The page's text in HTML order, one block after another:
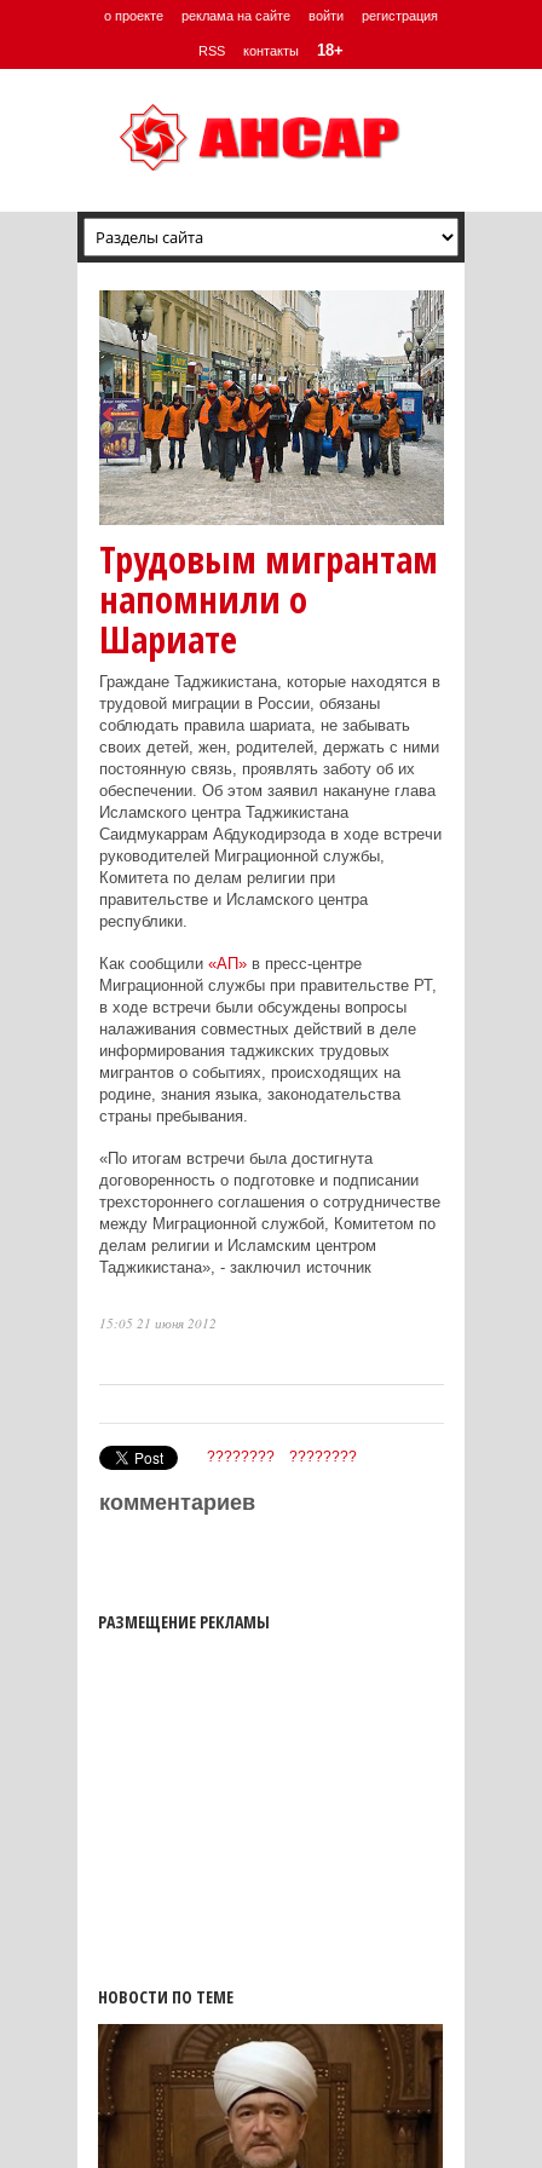
о проекте реклама на сайте войти регистрация
RSS контакты 18+
Трудовым мигрантам
напомнили о
Шариате
Граждане Таджикистана, которые находятся в
трудовой миграции в России, обязаны
соблюдать правила шариата, не забывать
своих детей, жен, родителей, держать с ними
постоянную связь, проявлять заботу об их
обеспечении. Об этом заявил накануне глава
Исламского центра Таджикистана
Саидмукаррам Абдукодирзода в ходе встречи
руководителей Миграционной службы,
Комитета по делам религии при
правительстве и Исламского центра
республики.
Как сообщили «АП»в пресс-центре
Миграционной службы при правительстве РТ,
в ходе встречи были обсуждены вопросы
налаживания совместных действий в деле
информирования таджикских трудовых
мигрантов о событиях, происходящих на
родине, знания языка, законодательства
страны пребывания.
«По итогам встречи была достигнута
договоренность о подготовке и подписании
трехстороннего соглашения о сотрудничестве
между Миграционной службой, Комитетом по
делам религии и Исламским центром
Таджикистана», - заключил источник
15:05 21 июня 2012
???????? ????????
комментариев
РАЗМЕЩЕНИЕ РЕКЛАМЫ
НОВОСТИ ПО ТЕМЕ